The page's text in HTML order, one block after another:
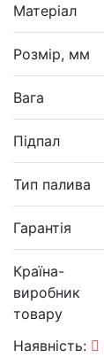
Матеріал
Розмір, мм
Вага
Підпал
Тип палива
Гарантія
Країна-
виробник
товару
Наявність: